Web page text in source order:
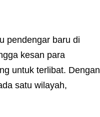
pendengar baru di
kesan para
untuk terlibat. Dengan
satu wilayah,